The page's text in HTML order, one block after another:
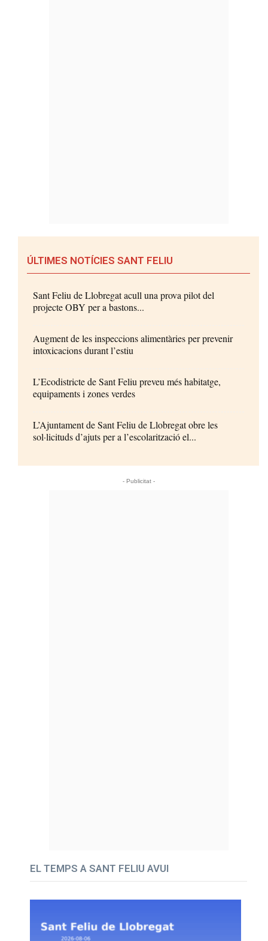
ÚLTIMES NOTÍCIES SANT FELIU
Sant Feliu de Llobregat acull una prova pilot del
projecte OBY per a bastons...
Augment de les inspeccions alimentàries per prevenir
intoxicacions durant l’estiu
L’Ecodistricte de Sant Feliu preveu més habitatge,
equipaments i zones verdes
L’Ajuntament de Sant Feliu de Llobregat obre les
sol·licituds d’ajuts per a l’escolarització el...
- Publicitat -
EL TEMPS A SANT FELIU AVUI